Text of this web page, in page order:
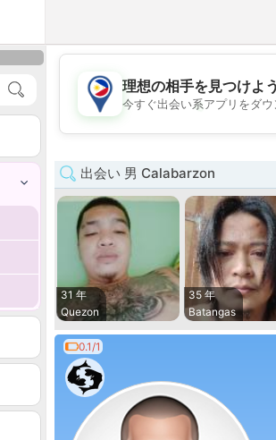
💖
理想の相手を見つけよう
今すぐ出会い系アプリをダウ
出会い 男 Calabarzon
31 年
Quezon
35 年
Batangas
0.1/1